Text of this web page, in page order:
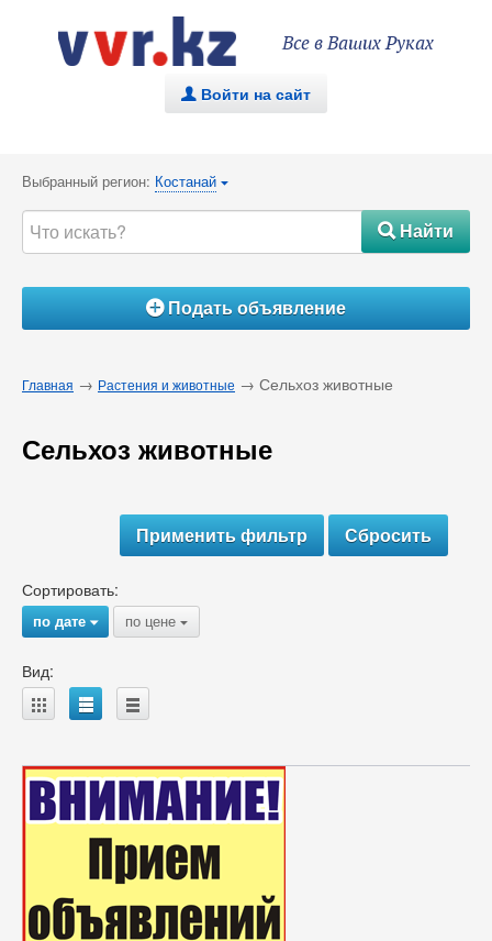
Все в Ваших Руках
. Войти на сайт
Выбранный регион: Костанай {
#Найти
ÁПодать объявление
Главная → Растения и животные → Сельхоз животные
Сельхоз животные
Сортировать:
по дате{ по цене {
Вид:
A B C